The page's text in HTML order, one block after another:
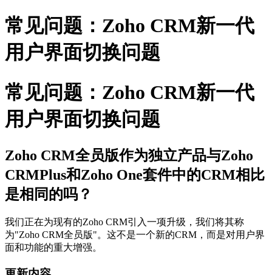
常见问题：Zoho CRM新一代
用户界面切换问题
常见问题：Zoho CRM新一代
用户界面切换问题
Zoho CRM全员版作为独立产品与Zoho
CRMPlus和Zoho One套件中的CRM相比
是相同的吗？
我们正在为现有的Zoho CRM引入一项升级，我们将其称
为"Zoho CRM全员版"。这不是一个新的CRM，而是对用户界
面和功能的重大增强。